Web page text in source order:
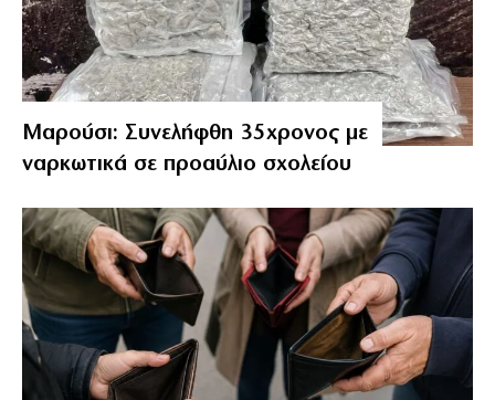
Μαρούσι: Συνελήφθη 35χρονος με
ναρκωτικά σε προαύλιο σχολείου